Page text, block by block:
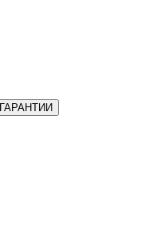
ГАРАНТИИ